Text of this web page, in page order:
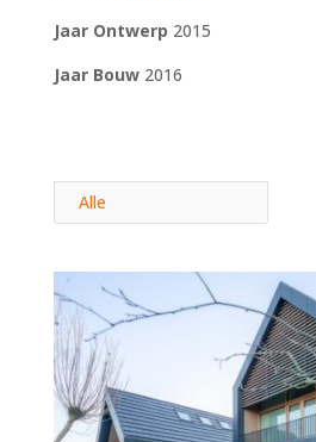
Jaar Ontwerp 2015
Jaar Bouw 2016
Alle